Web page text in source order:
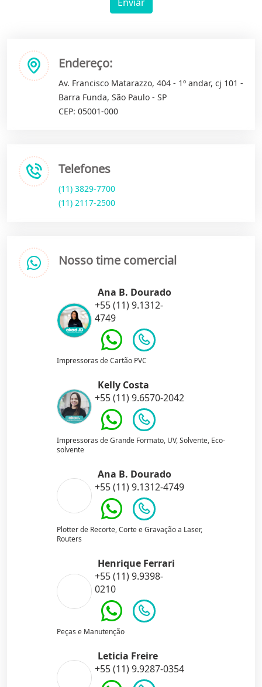
Endereço:
Av. Francisco Matarazzo, 404 - 1º andar, cj 101 -
Barra Funda, São Paulo - SP
CEP: 05001-000
Telefones
(11) 3829-7700
(11) 2117-2500
Nosso time comercial
Ana B. Dourado
+55 (11) 9.1312-
4749
Impressoras de Cartão PVC
Kelly Costa
+55 (11) 9.6570-2042
Impressoras de Grande Formato, UV, Solvente, Eco-
solvente
Ana B. Dourado
+55 (11) 9.1312-4749
Plotter de Recorte, Corte e Gravação a Laser,
Routers
Henrique Ferrari
+55 (11) 9.9398-
0210
Peças e Manutenção
Leticia Freire
+55 (11) 9.9287-0354